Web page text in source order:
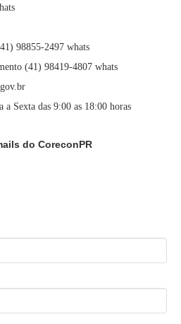
98855-2497 whats
(41) 98419-4807 whats
Sexta das 9:00 as 18:00 horas
do CoreconPR